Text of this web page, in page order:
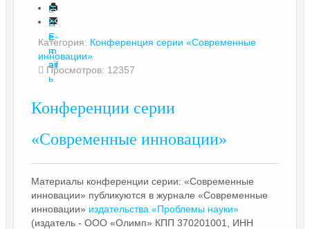
П
е
ч
ат
ь
E-
m
ail
Категория: Конференция серии «Современные
инновации»
Просмотров: 12357
Конференции серии
«Современные инновации»
Материалы конференции серии: «Современные
инновации» публикуются в журнале «Современные
инновации» издательства «Проблемы науки»
(издатель - ООО «Олимп» КПП 370201001, ИНН